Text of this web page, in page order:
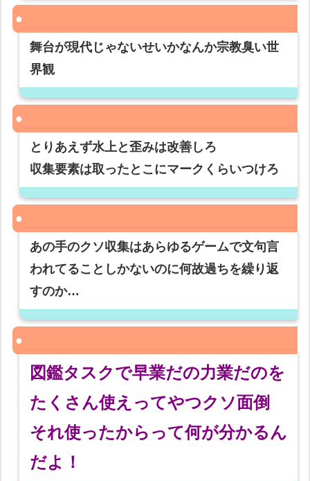
舞台が現代じゃないせいかなんか宗教臭い世
界観
とりあえず水上と歪みは改善しろ
収集要素は取ったとこにマークくらいつけろ
あの手のクソ収集はあらゆるゲームで文句言
われてることしかないのに何故過ちを繰り返
すのか…
図鑑タスクで早業だの力業だのを
たくさん使えってやつクソ面倒
それ使ったからって何が分かるん
だよ！